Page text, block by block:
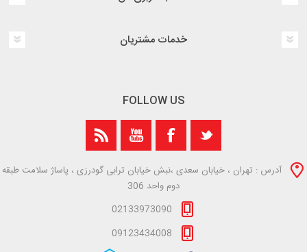
خدمات مشتریان
FOLLOW US
آدرس : تهران ، خیابان سعدی ،نبش خیابان ترابی گودرزی ، پاساژ سلامت طبقه
دوم واحد 306
02133973090
09123434008